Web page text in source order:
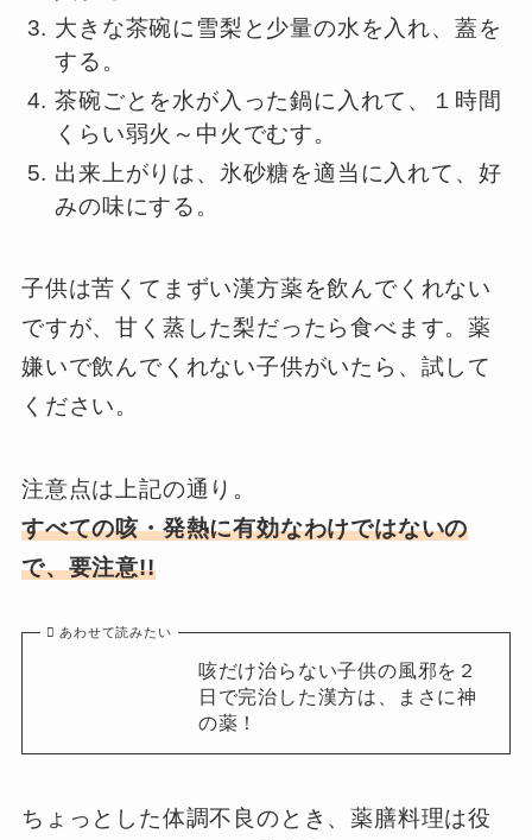
大きな茶碗に雪梨と少量の水を入れ、蓋を
する。
茶碗ごとを水が入った鍋に入れて、１時間
くらい弱火～中火でむす。
出来上がりは、氷砂糖を適当に入れて、好
みの味にする。
子供は苦くてまずい漢方薬を飲んでくれない
ですが、甘く蒸した梨だったら食べます。薬
嫌いで飲んでくれない子供がいたら、試して
ください。
注意点は上記の通り。
すべての咳・発熱に有効なわけではないの
で、要注意!!
あわせて読みたい
咳だけ治らない子供の風邪を２
日で完治した漢方は、まさに神
の薬！
ちょっとした体調不良のとき、薬膳料理は役